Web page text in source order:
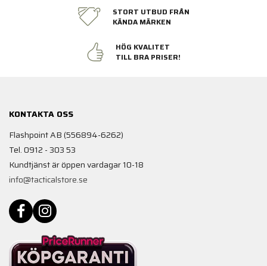
STORT UTBUD FRÅN
KÄNDA MÄRKEN
HÖG KVALITET
TILL BRA PRISER!
KONTAKTA OSS
Flashpoint AB (556894-6262)
Tel. 0912 - 303 53
Kundtjänst är öppen vardagar 10-18
info@tacticalstore.se